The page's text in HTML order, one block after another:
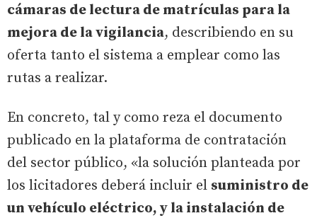
cámaras de lectura de matrículas para la
mejora de la vigilancia, describiendo en su
oferta tanto el sistema a emplear como las
rutas a realizar.
En concreto, tal y como reza el documento
publicado en la plataforma de contratación
del sector público, «la solución planteada por
los licitadores deberá incluir el suministro de
un vehículo eléctrico, y la instalación de